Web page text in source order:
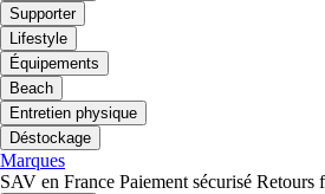
Supporter
Lifestyle
Équipements
Beach
Entretien physique
Déstockage
Marques
SAV en France Paiement sécurisé Retours